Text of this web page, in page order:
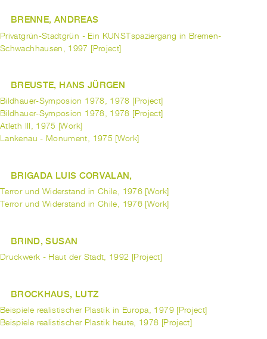
BRENNE, ANDREAS
Privatgrün-Stadtgrün - Ein KUNSTspaziergang in Bremen-
Schwachhausen, 1997 [Project]
BREUSTE, HANS JÜRGEN
Bildhauer-Symposion 1978, 1978 [Project]
Bildhauer-Symposion 1978, 1978 [Project]
Atleth III, 1975 [Work]
Lankenau - Monument, 1975 [Work]
BRIGADA LUIS CORVALAN,
Terror und Widerstand in Chile, 1976 [Work]
Terror und Widerstand in Chile, 1976 [Work]
BRIND, SUSAN
Druckwerk - Haut der Stadt, 1992 [Project]
BROCKHAUS, LUTZ
Beispiele realistischer Plastik in Europa, 1979 [Project]
Beispiele realistischer Plastik heute, 1978 [Project]